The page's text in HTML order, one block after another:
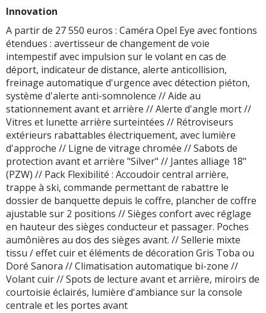
Innovation
A partir de 27 550 euros : Caméra Opel Eye avec fontions
étendues : avertisseur de changement de voie
intempestif avec impulsion sur le volant en cas de
déport, indicateur de distance, alerte anticollision,
freinage automatique d'urgence avec détection piéton,
système d'alerte anti-somnolence // Aide au
stationnement avant et arrière // Alerte d'angle mort //
Vitres et lunette arrière surteintées // Rétroviseurs
extérieurs rabattables électriquement, avec lumière
d'approche // Ligne de vitrage chromée // Sabots de
protection avant et arrière "Silver" // Jantes alliage 18"
(PZW) // Pack Flexibilité : Accoudoir central arrière,
trappe à ski, commande permettant de rabattre le
dossier de banquette depuis le coffre, plancher de coffre
ajustable sur 2 positions // Sièges confort avec réglage
en hauteur des sièges conducteur et passager. Poches
aumônières au dos des sièges avant. // Sellerie mixte
tissu / effet cuir et éléments de décoration Gris Toba ou
Doré Sanora // Climatisation automatique bi-zone //
Volant cuir // Spots de lecture avant et arrière, miroirs de
courtoisie éclairés, lumière d'ambiance sur la console
centrale et les portes avant